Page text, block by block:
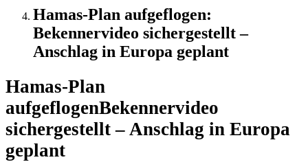
Hamas-Plan aufgeflogen:
Bekennervideo sichergestellt –
Anschlag in Europa geplant
Hamas-Plan
aufgeflogenBekennervideo
sichergestellt – Anschlag in Europa
geplant